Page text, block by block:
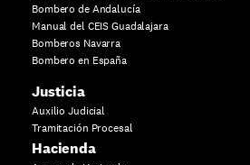
Bombero de Andalucía
Manual del CEIS Guadalajara
Bomberos Navarra
Bombero en España
Justicia
Auxilio Judicial
Tramitación Procesal
Hacienda